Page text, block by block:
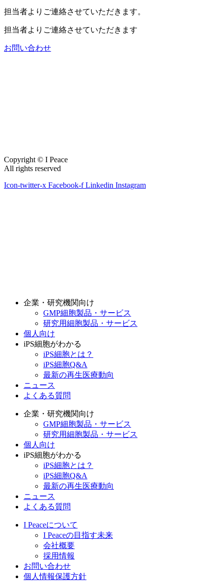
担当者よりご連絡させていただきます。
担当者よりご連絡させていただきます
お問い合わせ
Copyright © I Peace
All rights reserved
Icon-twitter-x Facebook-f Linkedin Instagram
企業・研究機関向け
GMP細胞製品・サービス
研究用細胞製品・サービス
個人向け
iPS細胞がわかる
iPS細胞とは？
iPS細胞Q&A
最新の再生医療動向
ニュース
よくある質問
企業・研究機関向け
GMP細胞製品・サービス
研究用細胞製品・サービス
個人向け
iPS細胞がわかる
iPS細胞とは？
iPS細胞Q&A
最新の再生医療動向
ニュース
よくある質問
I Peaceについて
I Peaceの目指す未来
会社概要
採用情報
お問い合わせ
個人情報保護方針